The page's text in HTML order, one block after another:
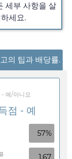
세부 사항을 살
세요.
의 팁과 배당률.
- 예/아니요
점 - 예
57%
1.67